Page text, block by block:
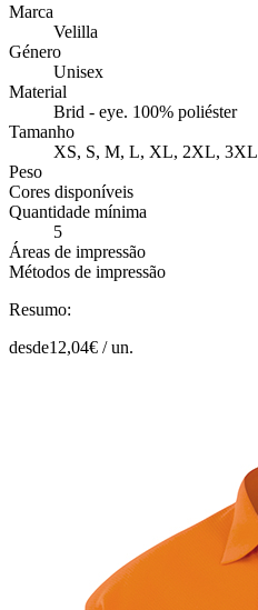
Marca
Velilla
Género
Unisex
Material
Brid - eye. 100% poliéster
Tamanho
XS, S, M, L, XL, 2XL, 3XL
Peso
Cores disponíveis
Quantidade mínima
5
Áreas de impressão
Métodos de impressão
Resumo:
desde12,04€ /un.